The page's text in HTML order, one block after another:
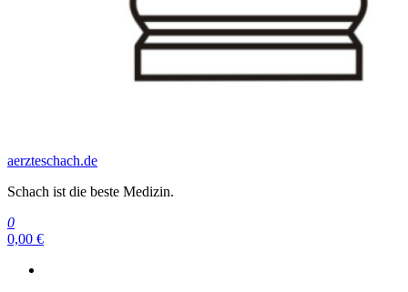
aerzteschach.de
Schach ist die beste Medizin.
0
0,00 €